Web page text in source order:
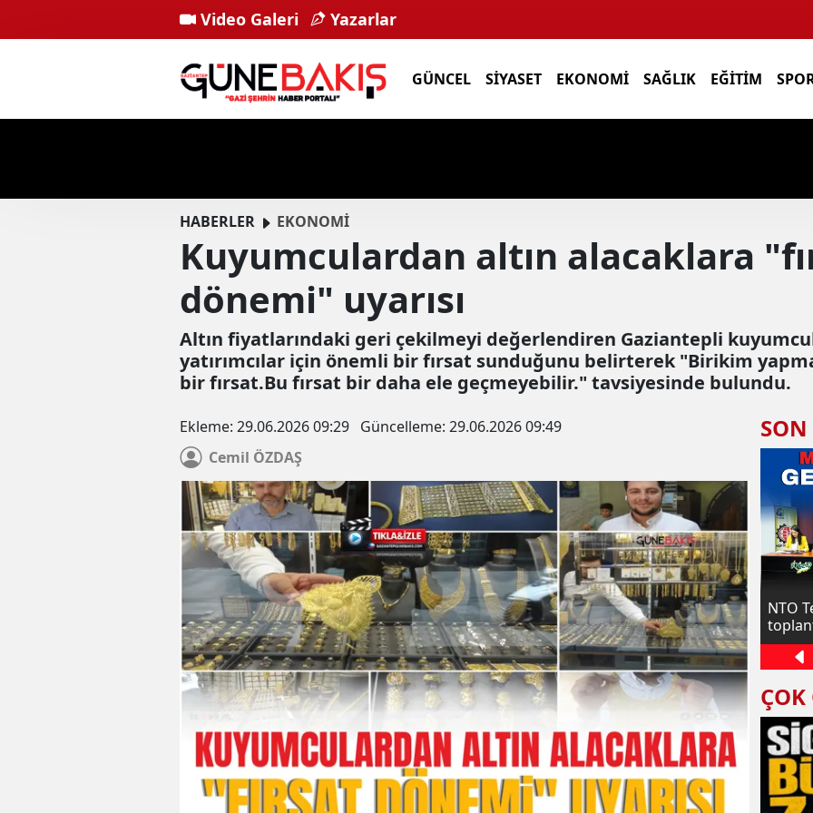
Video Galeri Yazarlar
GÜNCEL SIYASET EKONOMI SAĞLIK EĞITIM
HABERLER EKONOMİ
Kuyumculardan altın alacaklara
dönemi" uyarısı
Altın fiyatlarındaki geri çekilmeyi değerlendiren Gaziantepli
yatırımcılar için önemli bir fırsat sunduğunu belirterek "Birikim
bir fırsat.Bu fırsat bir daha ele geçmeyebilir." tavsiyesinde bulundu.
Ekleme: 29.06.2026 09:29 Güncelleme: 29.06.2026 09:49
Cemil ÖZDAŞ
SON
Motorine indirim geldi.. İşte güncel
akaryakıt fiyatları
GTB Başkanı Akıncı: Antep fıstığı
lisanslı deposu yeni sezona hazır
NTO